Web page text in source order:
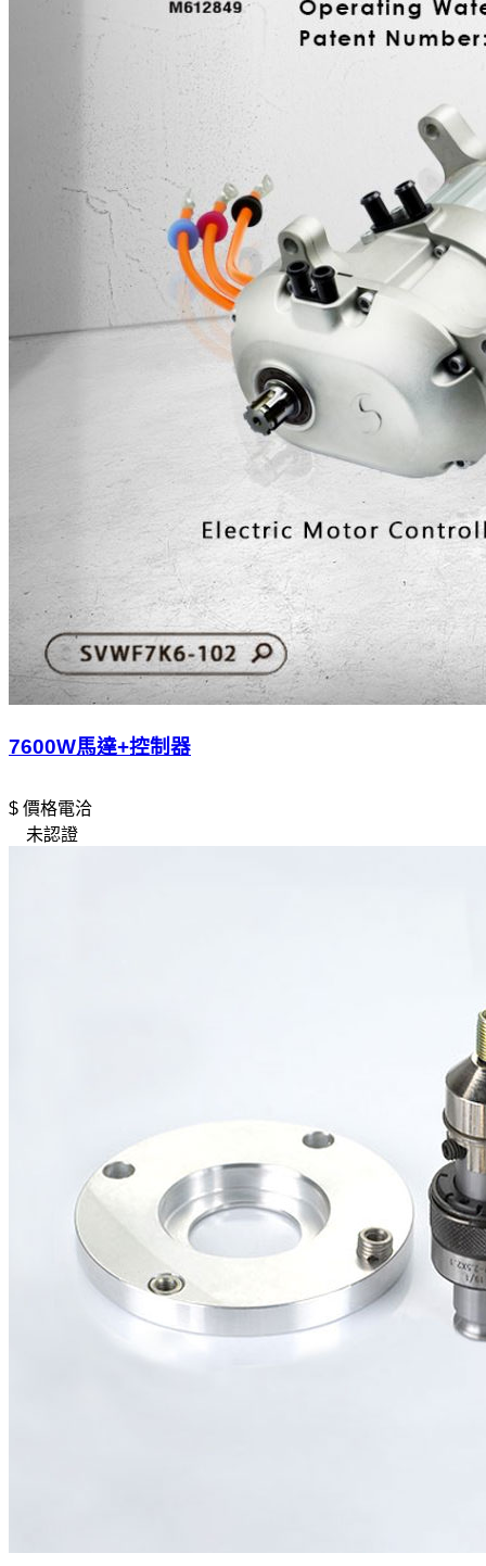
7600W馬達+控制器
$ 價格電洽
未認證